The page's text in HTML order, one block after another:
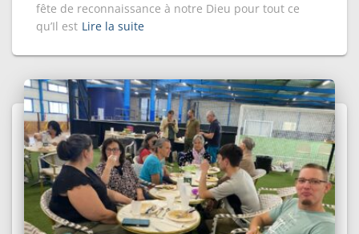
fête de reconnaissance à notre Dieu pour tout ce
qu’Il est Lire la suite